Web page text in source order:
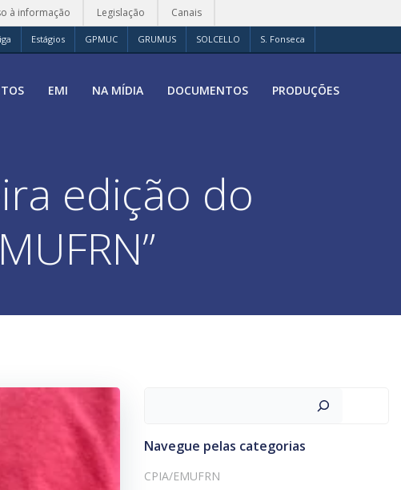
à informação Legislação Canais
Estágios GPMUC GRUMUS SOLCELLO S. Fonseca
EMI NA MÍDIA DOCUMENTOS PRODUÇÕES
edição do
Navegue pelas categorias
CPIA/EMUFRN